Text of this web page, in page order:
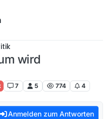
wird
7 5 774 4
Anmelden zum Antworten